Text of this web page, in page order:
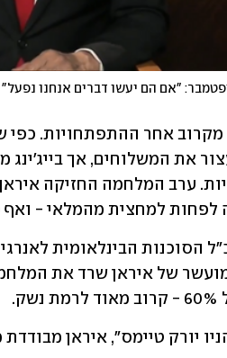
"אם הם יעשו דברים אנחנו נפעל"
לפחות למחצית מהמלאי - ואף